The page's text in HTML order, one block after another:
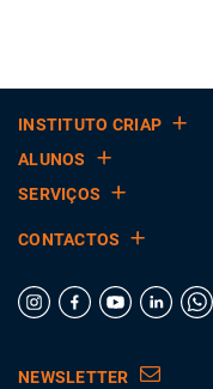
INSTITUTO CRIAP
ALUNOS
SERVIÇOS
CONTACTOS
NEWSLETTER